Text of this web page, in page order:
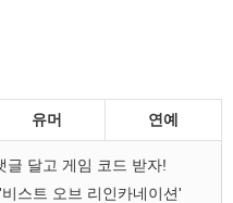
유머 연예
달고 게임 코드 받자!
스트 오브 리인카네이션'